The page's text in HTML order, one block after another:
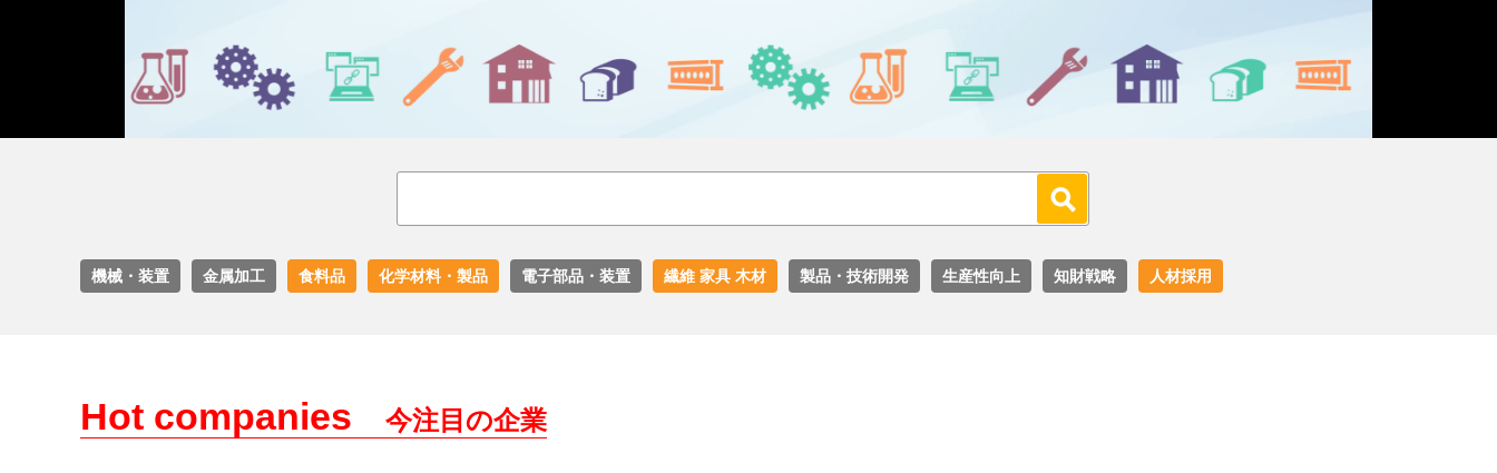
機械・装置 金属加工 食料品 化学材料・製品 電子部品・装置 繊維 家具 木材 製品・技術開発 生産性向上 知財戦略 人材採用
Hot companies 今注目の企業